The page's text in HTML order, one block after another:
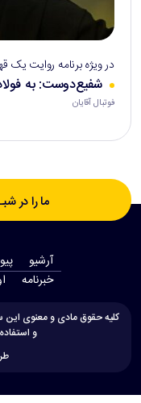
در ویژه برنامه روایت
شفیع‌دوست: به
فوتبال آقایان
ما را در
آرشیو
‫خبرنامه‬
کلیه حقوق مادی و معنوی
و